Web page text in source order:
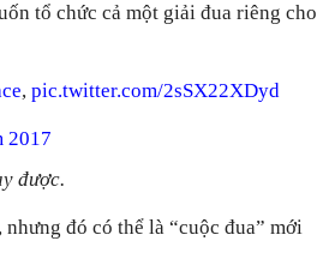
tổ chức cả một giải đua riêng cho
, pic.twitter.com/2sSX22XDyd
2017
được.
đó có thể là “cuộc đua” mới